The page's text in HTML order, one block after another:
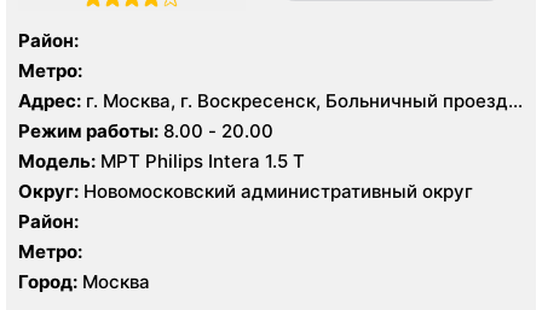
Район:
Метро:
Адрес: г. Москва, г. Воскресенск, Больничный проезд,
д. 1, корп. 8
Режим работы: 8.00 - 20.00
Модель: МРТ Philips Intera 1.5 T
Округ: Новомосковский административный округ
Район:
Метро:
Город: Москва